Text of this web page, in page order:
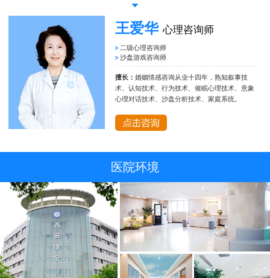
王爱华 心理咨询师
二级心理咨询师
沙盘游戏咨询师
擅长：婚姻情感咨询从业十四年，熟知叙事技
术、认知技术、行为技术、催眠心理技术、意象
心理对话技术、沙盘分析技术、家庭系统。
医院环境